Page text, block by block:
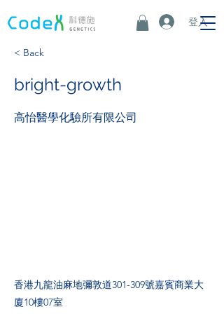
登入
< Back
bright-growth
高怡醫學化驗所有限公司
香港九龍油麻地彌敦道301-309號嘉賓商業大
廈10樓07室